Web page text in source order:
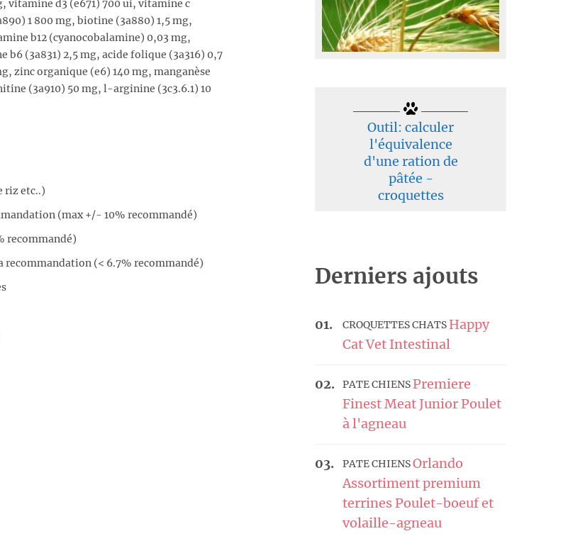
vitamine d3 (e671) 700 ui, vitamine c
1 800 mg, biotine (3a880) 1,5 mg,
b12 (cyanocobalamine) 0,03 mg,
(3a831) 2,5 mg, acide folique (3a316) 0,7
zinc organique (e6) 140 mg, manganèse
(3a910) 50 mg, l-arginine (3c3.6.1) 10
riz etc..)
(max +/- 10% recommandé)
recommandé)
recommandation (< 6.7% recommandé)
Derniers ajouts
CROQUETTES CHATS Happy
Cat Vet Intestinal
PATE CHIENS Premiere
Finest Meat Junior Poulet
à l'agneau
PATE CHIENSOrlando
Assortiment premium
terrines Poulet-boeuf et
volaille-agneau
Outil: calculer
l'équivalence
d'une ration de
pâtée -
croquettes